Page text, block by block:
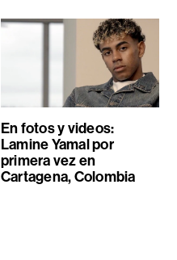
En fotos y videos:
Lamine Yamal por
primera vez en
Cartagena, Colombia